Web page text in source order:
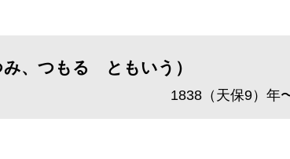
、つもる ともいう）
1838（天保9）年